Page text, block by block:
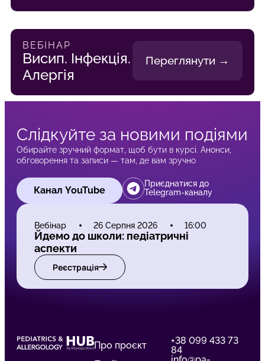
ВЕБІНАР
Висип. Інфекція.
Алергія
Переглянути →
Слідкуйте за новими подіями
Обирайте зручний формат, щоб бути в курсі. Анонси,
обговорення та записи — там, де вам зручно
Канал YouTube
Приєднатися до
Telegram-каналу
Вебінар 26 Серпня 2026 16:00
Йдемо до школи: педіатричні
аспекти
Реєстрація
Про проєкт
+38 099 433 73
84